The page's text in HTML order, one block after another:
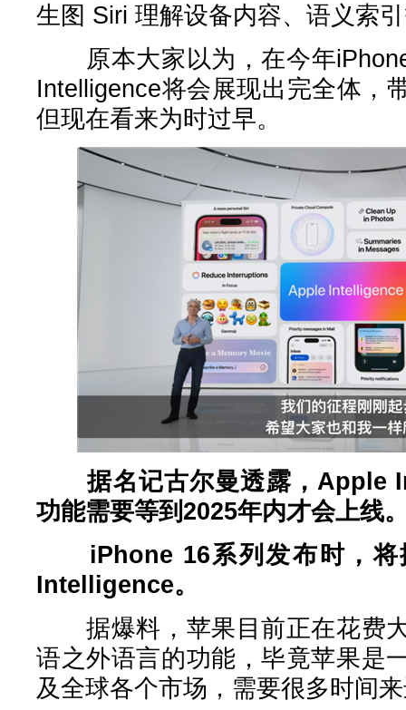
生图 Siri 理解设备内容、语义索
原本大家以为，在今年
Intelligence将会展现出完全体，
但现在看来为时过早。
据名记古尔曼透露，Apple
功能需要等到2025年内才会上线
iPhone 16系列发布时，
Intelligence。
据爆料，苹果目前正在花费
语之外语言的功能，毕竟苹果是
及全球各个市场，需要很多时间